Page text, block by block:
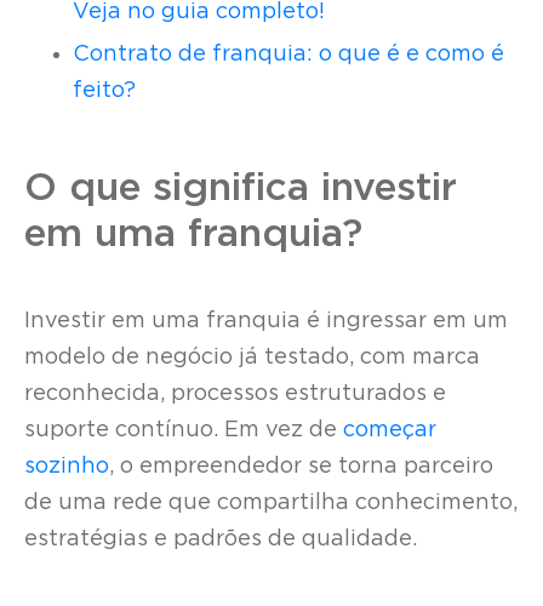
Veja no guia completo!
Contrato de franquia: o que é e como é
feito?
O que significa investir
em uma franquia?
Investir em uma franquia é ingressar em um
modelo de negócio já testado, com marca
reconhecida, processos estruturados e
suporte contínuo. Em vez de começar
sozinho, o empreendedor se torna parceiro
de uma rede que compartilha conhecimento,
estratégias e padrões de qualidade.